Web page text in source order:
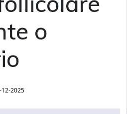
o
12-2025